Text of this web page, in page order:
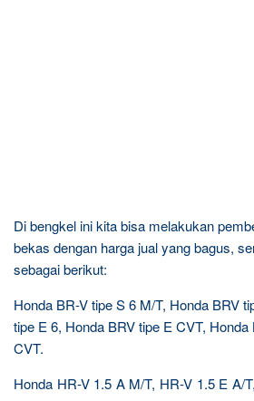
Di bengkel ini kita bisa melakukan
bekas dengan harga jual yang bagus,
sebagai berikut:
Honda BR-V tipe S 6 M/T, Honda BRV
tipe E 6, Honda BRV tipe E CVT,
CVT.
Honda HR-V 1.5 A M/T, HR-V 1.5 E A/